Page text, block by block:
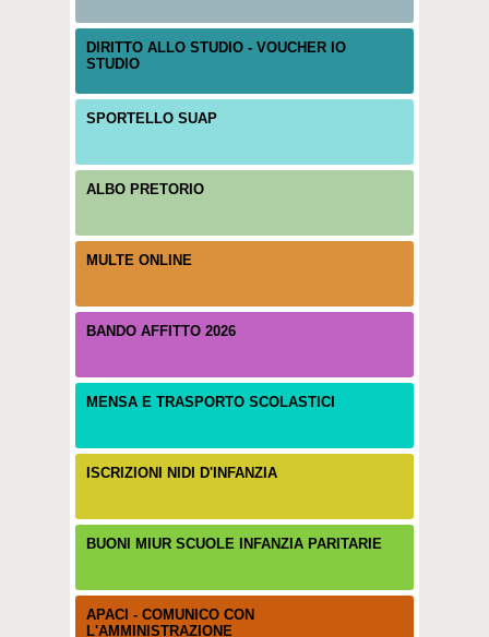
DIRITTO ALLO STUDIO - VOUCHER IO
STUDIO
SPORTELLO SUAP
ALBO PRETORIO
MULTE ONLINE
BANDO AFFITTO 2026
MENSA E TRASPORTO SCOLASTICI
ISCRIZIONI NIDI D'INFANZIA
BUONI MIUR SCUOLE INFANZIA PARITARIE
APACI - COMUNICO CON
L'AMMINISTRAZIONE